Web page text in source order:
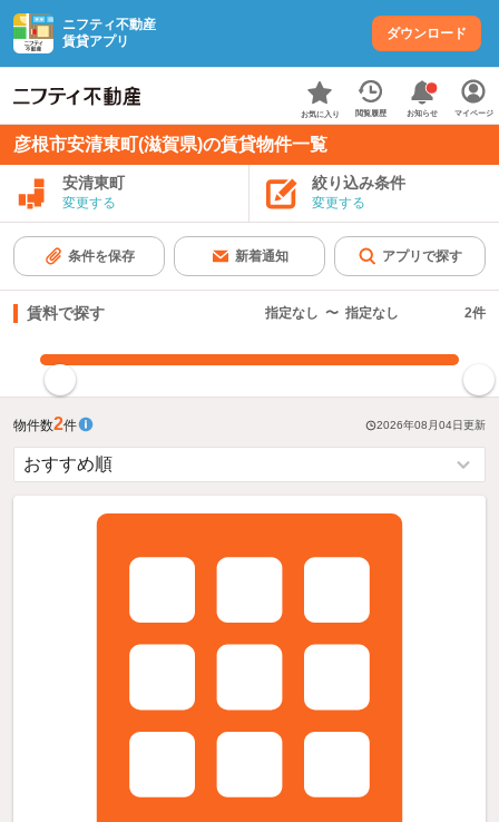
ニフティ不動産
賃貸アプリ
ダウンロード
お気に入り 閲覧履歴 お知らせ マイページ
彦根市安清東町(滋賀県)の賃貸物件一覧
安清東町
変更する
絞り込み条件
変更する
条件を保存 新着通知 アプリで探す
賃料で探す 指定なし 〜 指定なし 2件
物件数2件 2026年08月04日更新